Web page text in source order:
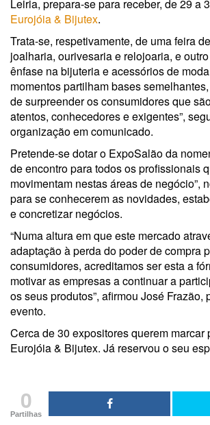
Leiria, prepara-se para receber, de 29 a
Eurojóia & Bijutex.
Trata-se, respetivamente, de uma feira
joalharia, ourivesaria e relojoaria, e
ênfase na bijuteria e acessórios de
momentos partilham bases
de surpreender os consumidores que
atentos, conhecedores e exigentes”,
organização em comunicado.
Pretende-se dotar o ExpoSalão da
de encontro para todos os profissionais
movimentam nestas áreas de negócio”,
para se conhecerem as novidades,
e concretizar negócios.
“Numa altura em que este mercado
adaptação à perda do poder de compra
consumidores, acreditamos ser esta a
motivar as empresas a continuar a
os seus produtos”, afirmou José Frazão,
evento.
Cerca de 30 expositores querem marcar
Eurojóia & Bijutex. Já reservou o seu
0
Partilhas